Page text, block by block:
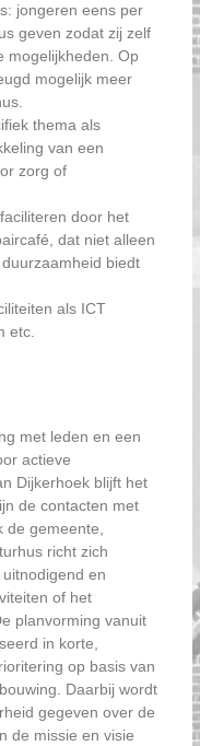
jongeren eens per
geven zodat zij zelf
mogelijkheden. Op
mogelijk meer
thema als
van een
zorg of
door het
dat niet alleen
biedt
als ICT
etc.
met leden en een
actieve
Dijkerhoek blijft het
de contacten met
gemeente,
richt zich
en
of het
planvorming vanuit
in korte,
op basis van
Daarbij wordt
gegeven over de
de missie en visie